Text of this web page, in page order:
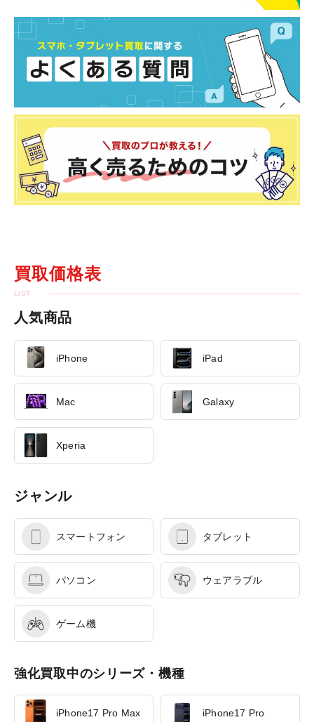
買取価格表
人気商品
iPhone iPad
Mac Galaxy
Xperia
ジャンル
スマートフォン タブレット
パソコン ウェアラブル
ゲーム機
強化買取中のシリーズ・機種
iPhone17 Pro Max iPhone17 Pro